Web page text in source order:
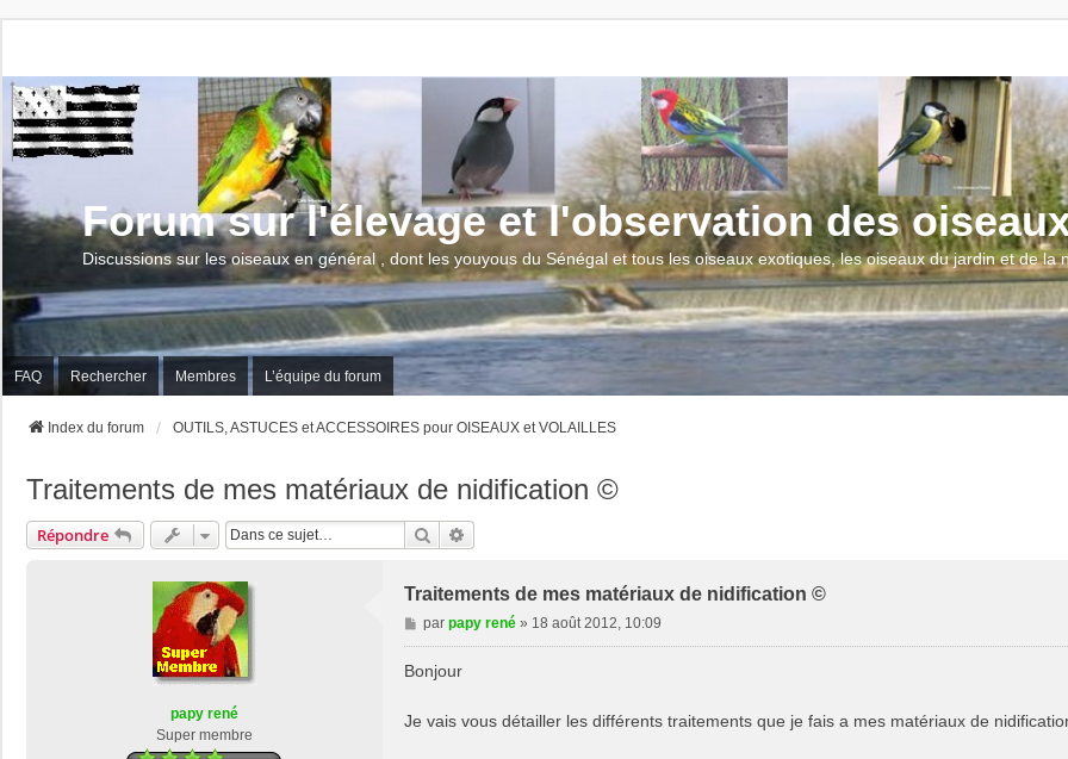
Forum sur l'élevage et l'observation des
Discussions sur les oiseaux en général , dont les youyous du Sénégal et tous les oiseaux exotiques, les oiseaux du jardin et de la
FAQ Rechercher Membres L’équipe du forum
Index du forum OUTILS, ASTUCES et ACCESSOIRES pour OISEAUX et VOLAILLES
Traitements de mes matériaux de nidification ©
Répondre Rechercher
papy rené
Super membre
Traitements de mes matériaux de nidification ©
M
e
g
par papy rené» 18 août 2012, 10:09
Bonjour
Je vais vous détailler les différents traitements que je fais a mes matériaux de